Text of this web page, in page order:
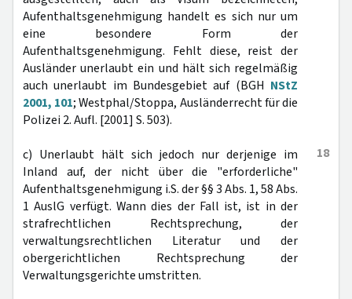
Aufenthaltsgenehmigung handelt es sich nur um
eine besondere Form der
Aufenthaltsgenehmigung. Fehlt diese, reist der
Ausländer unerlaubt ein und hält sich regelmäßig
auch unerlaubt im Bundesgebiet auf (BGH NStZ
2001, 101; Westphal/Stoppa, Ausländerrecht für die
Polizei 2. Aufl. [2001] S. 503).
18
c) Unerlaubt hält sich jedoch nur derjenige im
Inland auf, der nicht über die "erforderliche"
Aufenthaltsgenehmigung i.S. der §§ 3 Abs. 1, 58 Abs.
1 AuslG verfügt. Wann dies der Fall ist, ist in der
strafrechtlichen Rechtsprechung, der
verwaltungsrechtlichen Literatur und der
obergerichtlichen Rechtsprechung der
Verwaltungsgerichte umstritten.